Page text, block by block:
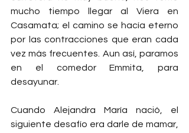
mucho tiempo llegar al Viera en
Casamata; el camino se hacía eterno
por las contracciones que eran cada
vez más frecuentes. Aun así, paramos
en el comedor Emmita, para
desayunar.
Cuando Alejandra María nació, el
siguiente desafío era darle de mamar,